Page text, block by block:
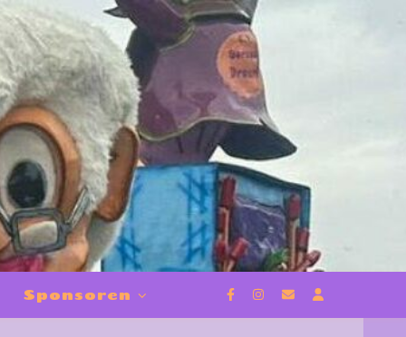
Sponsoren